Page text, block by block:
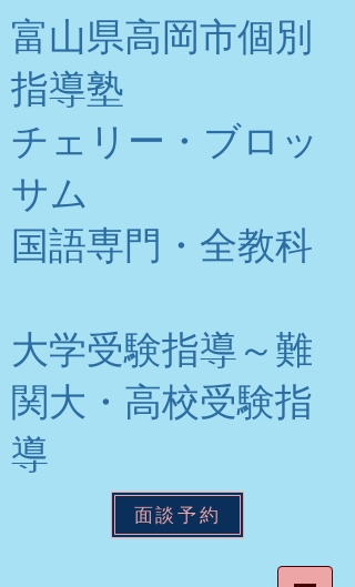
富山県高岡市個別
指導塾
チェリー・ブロッ
サム
​国語専門・全教科
大学受験指導～難
関大・高校受験指
導
面談予約